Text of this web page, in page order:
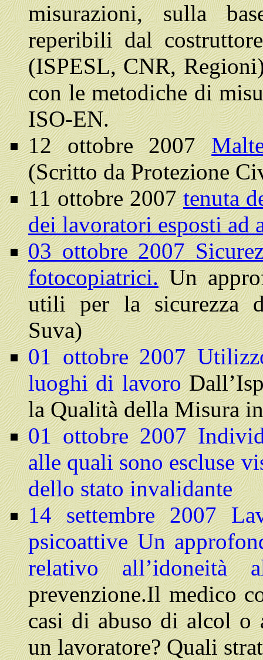
misurazioni, sulla
reperibili dal
(ISPESL, CNR,
con le metodiche di
ISO-EN.
12 ottobre 2007
(Scritto da Protezione
11 ottobre 2007tenuta
dei lavoratori esposti ad
03 ottobre 2007
fotocopiatrici. Un
utili per la sicurezza
Suva)
01 ottobre 2007
luoghi di lavoro
la Qualità della Misura
01 ottobre 2007
alle quali sono escluse
dello stato invalidante
14 settembre 2007
psicoattiveUn
relativo all’idoneità
prevenzione.Il medico
casi di abuso di alcol o
un lavoratore? Quali